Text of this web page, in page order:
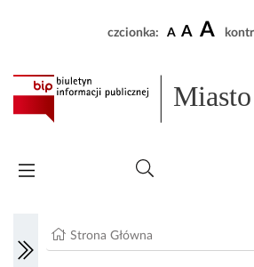
czcionka: A A A
Strona Główna